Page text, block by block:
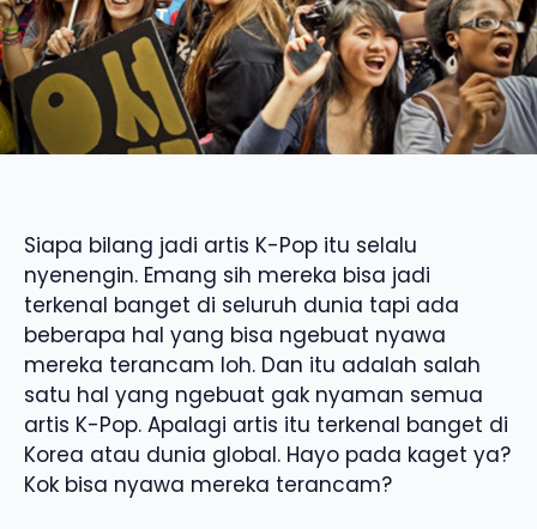
Siapa bilang jadi artis K-Pop itu selalu
nyenengin. Emang sih mereka bisa jadi
terkenal banget di seluruh dunia tapi ada
beberapa hal yang bisa ngebuat nyawa
mereka terancam loh. Dan itu adalah salah
satu hal yang ngebuat gak nyaman semua
artis K-Pop. Apalagi artis itu terkenal banget di
Korea atau dunia global. Hayo pada kaget ya?
Kok bisa nyawa mereka terancam?